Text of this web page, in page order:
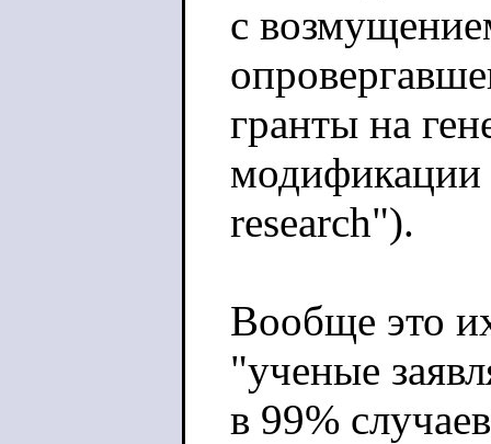
с
гранты на
research").
Вообще это
"ученые
в 99%